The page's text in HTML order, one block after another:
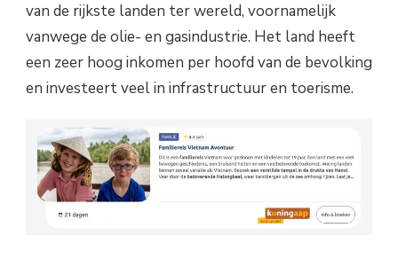
van de rijkste landen ter wereld, voornamelijk
vanwege de olie- en gasindustrie. Het land heeft
een zeer hoog inkomen per hoofd van de bevolking
en investeert veel in infrastructuur en toerisme.